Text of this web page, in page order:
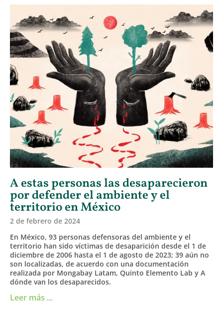
A estas personas las desaparecieron
por defender el ambiente y el
territorio en México
2 de febrero de 2024
En México, 93 personas defensoras del ambiente y el
territorio han sido víctimas de desaparición desde el 1 de
diciembre de 2006 hasta el 1 de agosto de 2023; 39 aún no
son localizadas, de acuerdo con una documentación
realizada por Mongabay Latam, Quinto Elemento Lab y A
dónde van los desaparecidos.
Leer más ...